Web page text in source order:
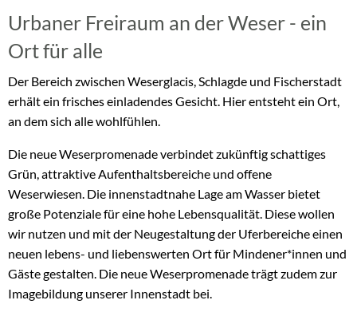
Urbaner Freiraum an der Weser - ein
Ort für alle
Der Bereich zwischen Weserglacis, Schlagde und Fischerstadt
erhält ein frisches einladendes Gesicht. Hier entsteht ein Ort,
an dem sich alle wohlfühlen.
Die neue Weserpromenade verbindet zukünftig schattiges
Grün, attraktive Aufenthaltsbereiche und offene
Weserwiesen. Die innenstadtnahe Lage am Wasser bietet
große Potenziale für eine hohe Lebensqualität. Diese wollen
wir nutzen und mit der Neugestaltung der Uferbereiche einen
neuen lebens- und liebenswerten Ort für Mindener*innen und
Gäste gestalten. Die neue Weserpromenade trägt zudem zur
Imagebildung unserer Innenstadt bei.